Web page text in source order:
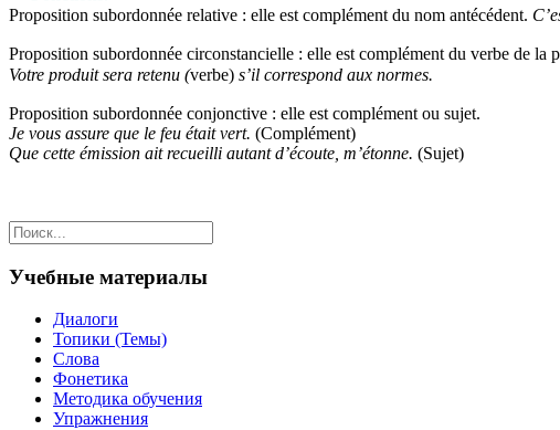
Proposition subordonnée relative : elle est complément du nom antécédent.
Proposition subordonnée circonstancielle : elle est complément du verbe de la
Votre produit sera retenu (verbe) s’il correspond aux normes.
Proposition subordonnée conjonctive : elle est complément ou sujet.
Je vous assure que le feu était vert. (Complément)
Que cette émission ait recueilli autant d’écoute, m’étonne. (Sujet)
Учебные материалы
Диалоги
Топики (Темы)
Слова
Фонетика
Методика обучения
Упражнения